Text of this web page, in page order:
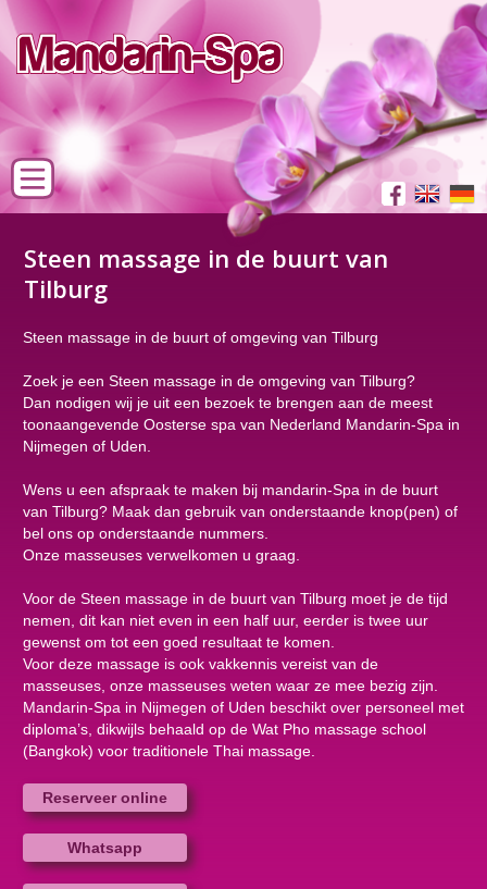
Steen massage in de buurt van
Tilburg
Steen massage in de buurt of omgeving van Tilburg
Zoek je een Steen massage in de omgeving van Tilburg?
Dan nodigen wij je uit een bezoek te brengen aan de meest
toonaangevende Oosterse spa van Nederland Mandarin-Spa in
Nijmegen of Uden.
Wens u een afspraak te maken bij mandarin-Spa in de buurt
van Tilburg? Maak dan gebruik van onderstaande knop(pen) of
bel ons op onderstaande nummers.
Onze masseuses verwelkomen u graag.
Voor de Steen massage in de buurt van Tilburg moet je de tijd
nemen, dit kan niet even in een half uur, eerder is twee uur
gewenst om tot een goed resultaat te komen.
Voor deze massage is ook vakkennis vereist van de
masseuses, onze masseuses weten waar ze mee bezig zijn.
Mandarin-Spa in Nijmegen of Uden beschikt over personeel met
diploma’s, dikwijls behaald op de Wat Pho massage school
(Bangkok) voor traditionele Thai massage.
Reserveer online
Whatsapp